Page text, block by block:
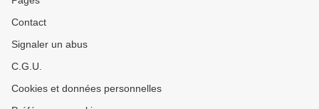
Contact
Signaler un abus
C.G.U.
Cookies et données personnelles